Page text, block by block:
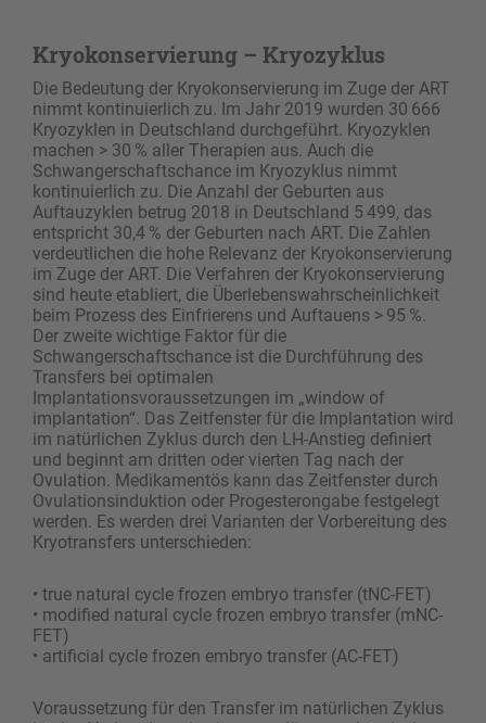
Kryokonservierung – Kryozyklus
Die Bedeutung der Kryokonservierung im Zuge der ART
nimmt kontinuierlich zu. Im Jahr 2019 wurden 30 666
Kryozyklen in Deutschland durchgeführt. Kryozyklen
machen > 30 % aller Therapien aus. Auch die
Schwangerschaftschance im Kryozyklus nimmt
kontinuierlich zu. Die Anzahl der Geburten aus
Auftauzyklen betrug 2018 in Deutschland 5 499, das
entspricht 30,4 % der Geburten nach ART. Die Zahlen
verdeutlichen die hohe Relevanz der Kryokonservierung
im Zuge der ART. Die Verfahren der Kryokonservierung
sind heute etabliert, die Überlebenswahrscheinlichkeit
beim Prozess des Einfrierens und Auftauens > 95 %.
Der zweite wichtige Faktor für die
Schwangerschaftschance ist die Durchführung des
Transfers bei optimalen
Implantationsvoraussetzungen im „window of
implantation“. Das Zeitfenster für die Implantation wird
im natürlichen Zyklus durch den LH-Anstieg definiert
und beginnt am dritten oder vierten Tag nach der
Ovulation. Medikamentös kann das Zeitfenster durch
Ovulationsinduktion oder Progesterongabe festgelegt
werden. Es werden drei Varianten der Vorbereitung des
Kryotransfers unterschieden:
• true natural cycle frozen embryo transfer (tNC-FET)
• modified natural cycle frozen embryo transfer (mNC-
FET)
• artificial cycle frozen embryo transfer (AC-FET)
Voraussetzung für den Transfer im natürlichen Zyklus